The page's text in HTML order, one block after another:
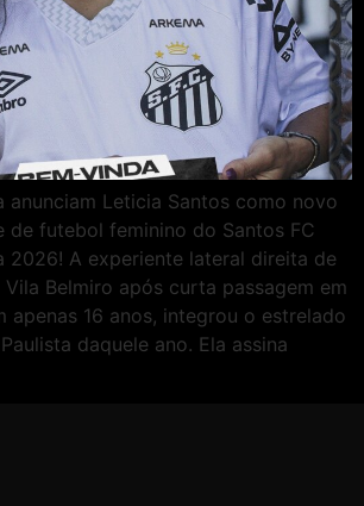
anunciam Leticia Santos como novo
de futebol feminino do Santos FC
2026! A experiente lateral direita de
Belmiro após curta passagem em
apenas 16 anos, integrou o estrelado
daquele ano. Ela assina